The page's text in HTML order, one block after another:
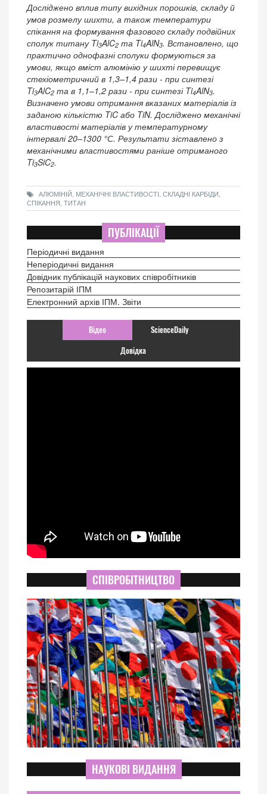
Досліджено вплив типу вихідних порошків, складу й
умов розмелу шихти, а також температури
спікання на формування фазового складу подвійних
сполук титану Ti3AlC2 та Ti4AlN3. Встановлено, що
практично однофазні сполуки формуються за
умови, якщо вміст алюмінію у шихті перевищує
стехіометричний в 1,3–1,4 рази - при синтезі
Ti3AlC2 та в 1,1–1,2 рази - при синтезі Ti4AlN3.
Визначено умови отримання вказаних матеріалів із
заданою кількістю TiC або TiN. Досліджено механічні
властивості матеріалів у температурному
інтервалі 20–1300 °С. Результати зіставлено з
механічними властивостями раніше отриманого
Ti3SiC2.
АЛЮМІНІЙ, МЕХАНІЧНІ ВЛАСТИВОСТІ, СКЛАДНІ КАРБІДИ,
СПІКАННЯ, ТИТАН
ПУБЛІКАЦІЇ
Періодичні видання
Неперіодичні видання
Довідник публікацій наукових співробітників
Репозитарій ІПМ
Електронний архів ІПМ. Звіти
Відео ScienceDaily
Довідка
СПІВРОБІТНИЦТВО
НАУКОВІ ВИДАННЯ